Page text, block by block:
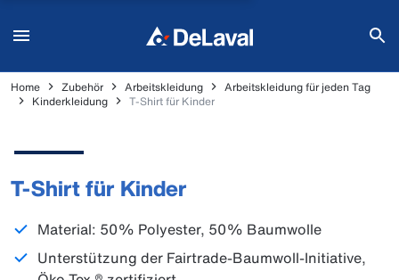
Home Zubehör Arbeitskleidung
Arbeitskleidung für jeden Tag
Kinderkleidung
T-Shirt für Kinder
T-Shirt für Kinder
Material: 50% Polyester, 50% Baumwolle
Unterstützung der Fairtrade-Baumwoll-Initiative,